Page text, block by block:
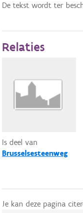
De tekst wordt ter
Relaties
Is deel van
Brusselsesteenweg
Je kan deze pagina